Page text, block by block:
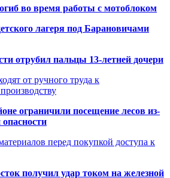
во время работы с мотоблоком
лагеря под Барановичами
отрубил пальцы 13-летней дочери
от ручного труда к
ограничили посещение лесов из-
перед покупкой доступа к
получил удар током на железной